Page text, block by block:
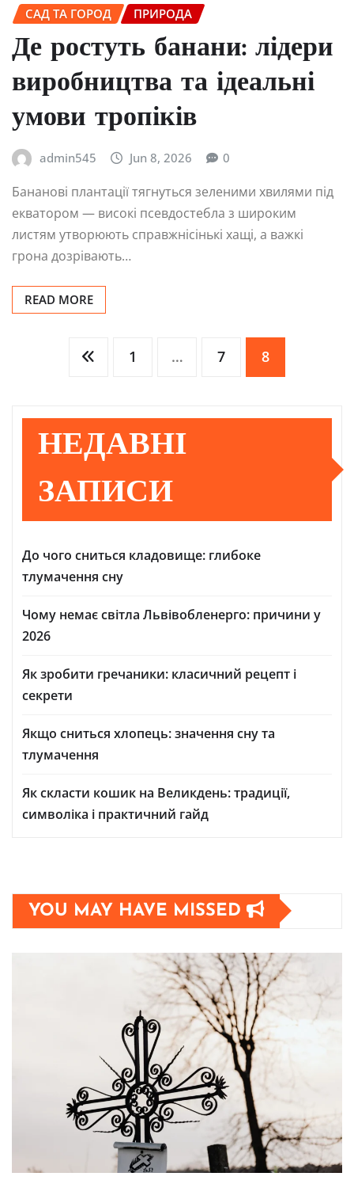
САД ТА ГОРОД ПРИРОДА
Де ростуть банани: лідери
виробництва та ідеальні
умови тропіків
admin545 Jun 8, 2026 0
Бананові плантації тягнуться зеленими хвилями під
екватором — високі псевдостебла з широким
листям утворюють справжнісінькі хащі, а важкі
грона дозрівають…
READ MORE
Posts
1 … 7 8
НЕДАВНІ
ЗАПИСИ
До чого сниться кладовище: глибоке
тлумачення сну
Чому немає світла Львівобленерго: причини у
2026
Як зробити гречаники: класичний рецепт і
секрети
Якщо сниться хлопець: значення сну та
тлумачення
Як скласти кошик на Великдень: традиції,
символіка і практичний гайд
YOU MAY HAVE MISSED